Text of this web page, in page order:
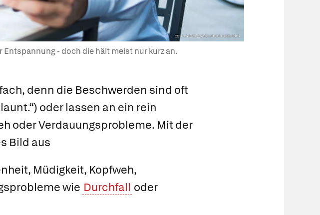
tommaso79/Shutterstock.com
- doch die hält meist nur kurz an.
denn die Beschwerden sind oft
oder lassen an ein rein
oder Verdauungsprobleme. Mit der
Bild aus
Müdigkeit, Kopfweh,
wie Durchfall oder